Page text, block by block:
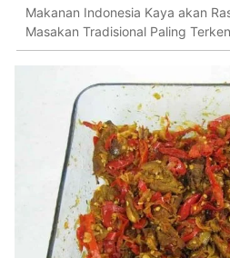
Makanan Indonesia Kaya akan
Masakan Tradisional Paling